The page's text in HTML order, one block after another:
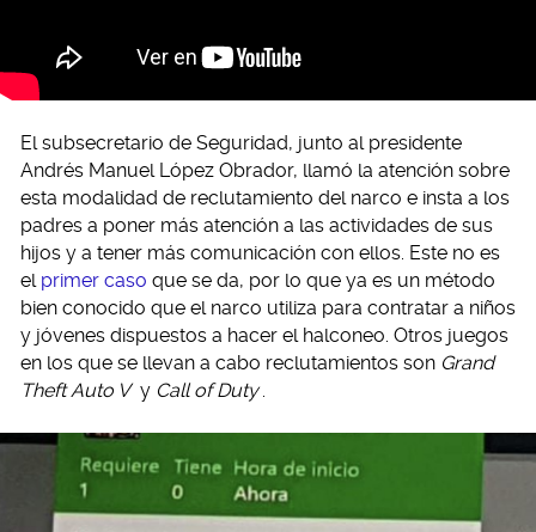
El subsecretario de Seguridad, junto al presidente
Andrés Manuel López Obrador, llamó la atención sobre
esta modalidad de reclutamiento del narco e insta a los
padres a poner más atención a las actividades de sus
hijos y a tener más comunicación con ellos. Este no es
el primer caso que se da, por lo que ya es un método
bien conocido que el narco utiliza para contratar a niños
y jóvenes dispuestos a hacer el halconeo. Otros juegos
en los que se llevan a cabo reclutamientos son Grand
Theft Auto V y Call of Duty .